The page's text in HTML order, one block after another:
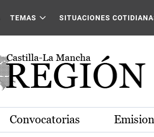
Mancha
TEMAS SITUACIONES
Convocatorias